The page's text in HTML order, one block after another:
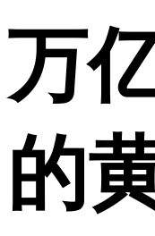
万
的